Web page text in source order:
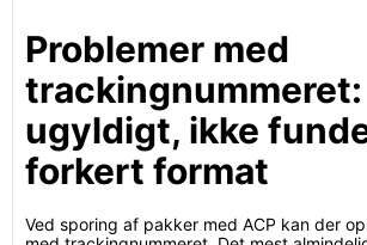
Problemer med
trackingnummeret:
ugyldigt, ikke
forkert format
Ved sporing af pakker med ACP kan der